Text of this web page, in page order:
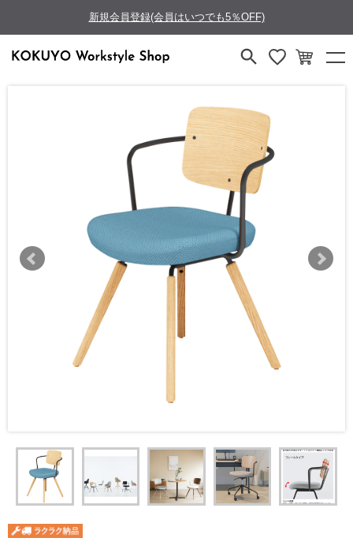
新規会員登録(会員はいつでも5％OFF)